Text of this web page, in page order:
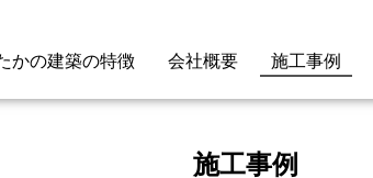
かの建築の特徴 会社概要 施工事例
施工事例